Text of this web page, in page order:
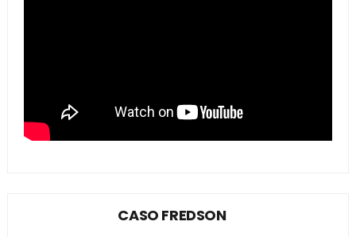
CASO FREDSON